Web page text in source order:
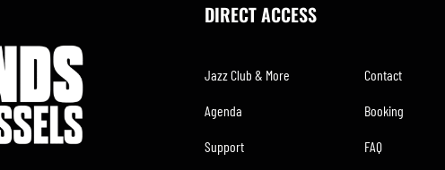
DIRECT ACCESS
Jazz Club & More
Agenda
Support
Contact
Booking
FAQ